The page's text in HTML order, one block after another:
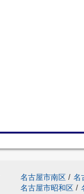
名古屋市南区 / 名
名古屋市昭和区 /